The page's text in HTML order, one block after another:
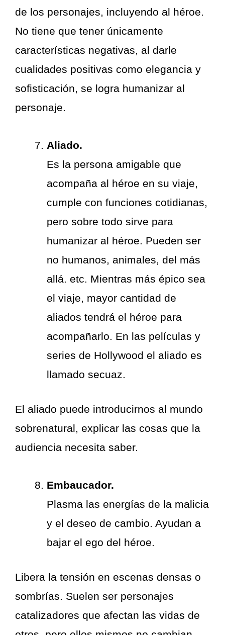
de los personajes, incluyendo al héroe.
No tiene que tener únicamente
características negativas, al darle
cualidades positivas como elegancia y
sofisticación, se logra humanizar al
personaje.
Aliado.
Es la persona amigable que
acompaña al héroe en su viaje,
cumple con funciones cotidianas,
pero sobre todo sirve para
humanizar al héroe. Pueden ser
no humanos, animales, del más
allá. etc. Mientras más épico sea
el viaje, mayor cantidad de
aliados tendrá el héroe para
acompañarlo. En las películas y
series de Hollywood el aliado es
llamado secuaz.
El aliado puede introducirnos al mundo
sobrenatural, explicar las cosas que la
audiencia necesita saber.
Embaucador.
Plasma las energías de la malicia
y el deseo de cambio. Ayudan a
bajar el ego del héroe.
Libera la tensión en escenas densas o
sombrías. Suelen ser personajes
catalizadores que afectan las vidas de